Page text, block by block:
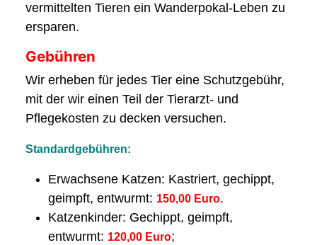
vermittelten Tieren ein Wanderpokal-Leben zu
ersparen.
Gebühren
Wir erheben für jedes Tier eine Schutzgebühr,
mit der wir einen Teil der Tierarzt- und
Pflegekosten zu decken versuchen.
Standardgebühren:
Erwachsene Katzen: Kastriert, gechippt,
geimpft, entwurmt: 150,00 Euro.
Katzenkinder: Gechippt, geimpft,
entwurmt: 120,00 Euro;